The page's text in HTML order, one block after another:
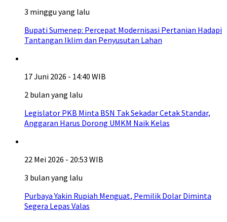
3 minggu yang lalu
Bupati Sumenep: Percepat Modernisasi Pertanian Hadapi
Tantangan Iklim dan Penyusutan Lahan
17 Juni 2026 - 14:40 WIB
2 bulan yang lalu
Legislator PKB Minta BSN Tak Sekadar Cetak Standar,
Anggaran Harus Dorong UMKM Naik Kelas
22 Mei 2026 - 20:53 WIB
3 bulan yang lalu
Purbaya Yakin Rupiah Menguat, Pemilik Dolar Diminta
Segera Lepas Valas